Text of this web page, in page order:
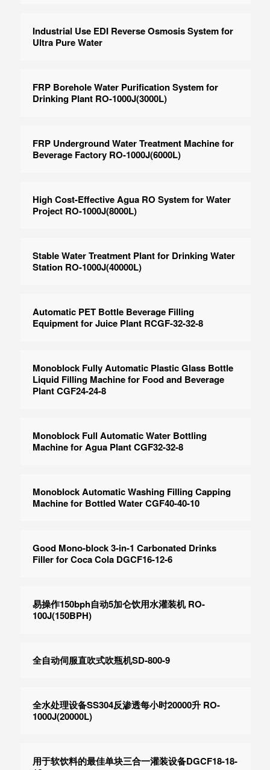
Industrial Use EDI Reverse Osmosis System for
Ultra Pure Water
FRP Borehole Water Purification System for
Drinking Plant RO-1000J(3000L)
FRP Underground Water Treatment Machine for
Beverage Factory RO-1000J(6000L)
High Cost-Effective Agua RO System for Water
Project RO-1000J(8000L)
Stable Water Treatment Plant for Drinking Water
Station RO-1000J(40000L)
Automatic PET Bottle Beverage Filling
Equipment for Juice Plant RCGF-32-32-8
Monoblock Fully Automatic Plastic Glass Bottle
Liquid Filling Machine for Food and Beverage
Plant CGF24-24-8
Monoblock Full Automatic Water Bottling
Machine for Agua Plant CGF32-32-8
Monoblock Automatic Washing Filling Capping
Machine for Bottled Water CGF40-40-10
Good Mono-block 3-in-1 Carbonated Drinks
Filler for Coca Cola DGCF16-12-6
易操作150bph自动5加仑饮用水灌装机 RO-
100J(150BPH)
全自动伺服直吹式吹瓶机SD-800-9
全水处理设备SS304反渗透每小时20000升 RO-
1000J(20000L)
用于软饮料的最佳单块三合一灌装设备DGCF18-18-